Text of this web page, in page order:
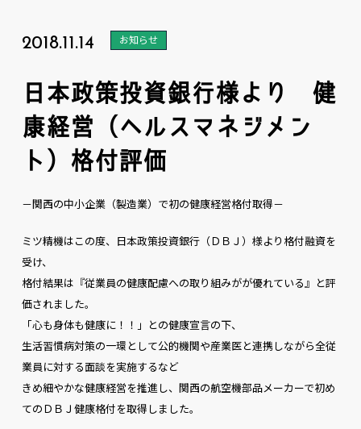
2018.11.14 お知らせ
日本政策投資銀行様より 健
康経営（ヘルスマネジメン
ト）格付評価
－関西の中小企業（製造業）で初の健康経営格付取得－
ミツ精機はこの度、日本政策投資銀行（ＤＢＪ）様より格付融資を
受け、
格付結果は『従業員の健康配慮への取り組みがが優れている』と評
価されました。
「心も身体も健康に！！」との健康宣言の下、
生活習慣病対策の一環として公的機関や産業医と連携しながら全従
業員に対する面談を実施するなど
きめ細やかな健康経営を推進し、関西の航空機部品メーカーで初め
てのＤＢＪ健康格付を取得しました。